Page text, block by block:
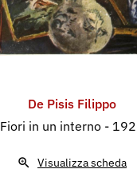
De Pisis Filippo
Fiori in un interno -
Visualizza scheda